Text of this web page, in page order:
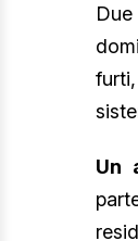
Un